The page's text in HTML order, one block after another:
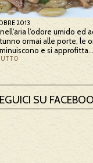
2013
nell’aria l’odore umido ed
ormai alle porte, le
e si approfitta…
SU